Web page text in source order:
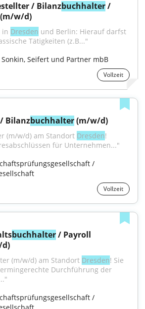
/ Bilanzbuchhalter /
w/d)
in Dresden und Berlin: Hierauf darfst
Tätigkeiten (z.B..."
Seifert und Partner mbB
Vollzeit
Bilanzbuchhalter (m/w/d)
(m/w/d) am Standort Dresden!
für Unternehmen..."
/
Vollzeit
buchhalter / Payroll
(m/w/d) am Standort Dresden! Sie
Durchführung der
/